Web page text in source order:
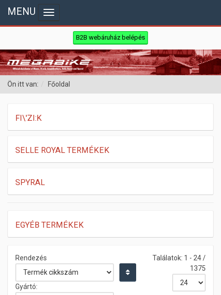
B2B webáruház belépés
MENU Toggle navigation
Ön itt van: Főoldal
FI\'ZI:K
SELLE ROYAL TERMÉKEK
SPYRAL
EGYÉB TERMÉKEK
Rendezés
Gyártó:
Találatok: 1 - 24 /
1375